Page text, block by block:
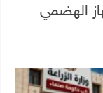
الهضمي